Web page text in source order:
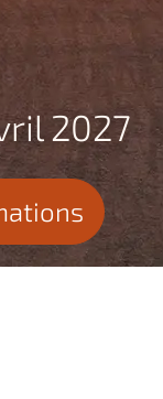
2027